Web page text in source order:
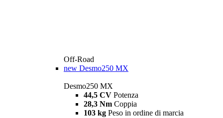
Off-Road
new Desmo250 MX
Desmo250 MX
44,5 CV Potenza
28,3 Nm Coppia
103 kg Peso in ordine di marcia